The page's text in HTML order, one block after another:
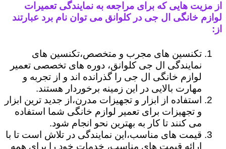
از مزیت هایی که برای مراجعه به نمایندگی تعمیرات
لوازم خانگی ال جی در کلوانق می توان نام برد عبارتند
از:
تکنسین های مجرب و متخصص،تکنسین های
نمایندگی ال جی کلوانق، دوره های تخصصی تعمیر
لوازم خانگی ال جی را گذرانده اند و از تجربه و
مهارت بالایی در این زمینه برخوردار هستند.
استفاده از ابزار و تجهیزات مدرن،از جدید ترین ابزار
و تجهیزات برای تعمیر لوازم خانگی شما استفاده
می کنند تا کار به بهترین نحو انجام شود.
قیمت های مناسب،این نمایندگی در تلاش است تا با
ارائه قیمت های مناسب، خدمات خود را برای همه